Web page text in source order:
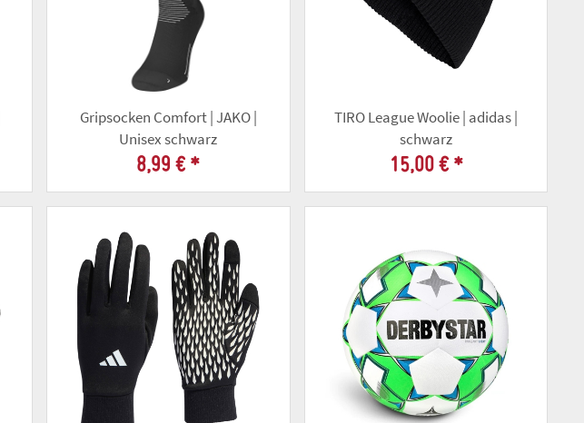
Gripsocken Comfort | JAKO |
Unisex schwarz
8,99 € *
TIRO League Woolie | adidas |
schwarz
15,00 € *